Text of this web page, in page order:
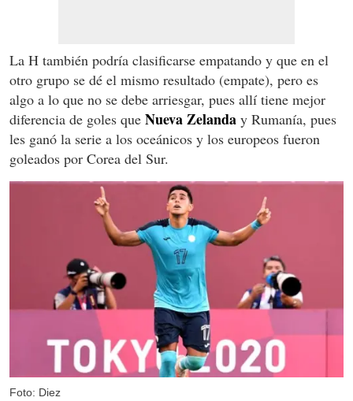
La H también podría clasificarse empatando y que en el
otro grupo se dé el mismo resultado (empate), pero es
algo a lo que no se debe arriesgar, pues allí tiene mejor
diferencia de goles que Nueva Zelanda y Rumanía, pues
les ganó la serie a los oceánicos y los europeos fueron
goleados por Corea del Sur.
Foto: Diez